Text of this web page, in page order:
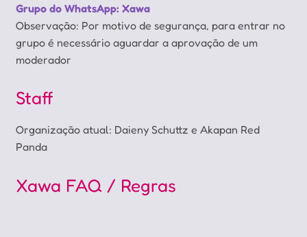
Grupo do WhatsApp: Xawa
Observação: Por motivo de segurança, para entrar no
grupo é necessário aguardar a aprovação de um
moderador
Staff
Organização atual: Daieny Schuttz e Akapan Red
Panda
Xawa FAQ / Regras